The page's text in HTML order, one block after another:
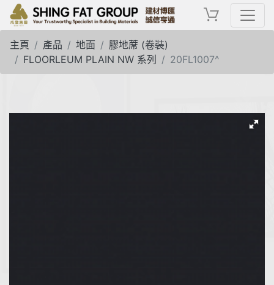
主頁 產品 地面
膠地蓆 (卷裝)
FLOORLEUM PLAIN NW 系列
20FL1007^